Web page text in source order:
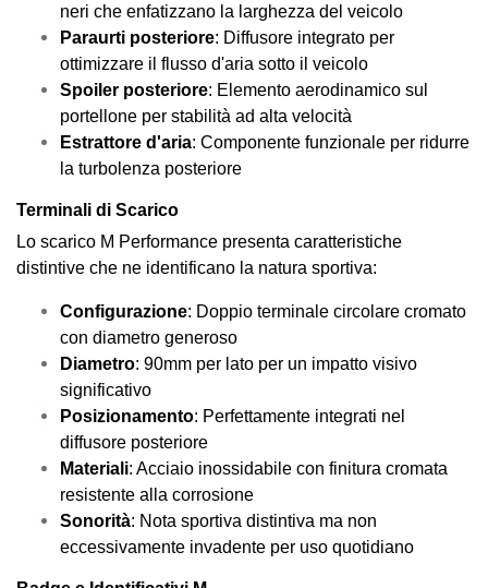
neri che enfatizzano la larghezza del veicolo
Paraurti posteriore: Diffusore integrato per
ottimizzare il flusso d'aria sotto il veicolo
Spoiler posteriore: Elemento aerodinamico sul
portellone per stabilità ad alta velocità
Estrattore d'aria: Componente funzionale per ridurre
la turbolenza posteriore
Terminali di Scarico
Lo scarico M Performance presenta caratteristiche
distintive che ne identificano la natura sportiva:
Configurazione: Doppio terminale circolare cromato
con diametro generoso
Diametro: 90mm per lato per un impatto visivo
significativo
Posizionamento: Perfettamente integrati nel
diffusore posteriore
Materiali: Acciaio inossidabile con finitura cromata
resistente alla corrosione
Sonorità: Nota sportiva distintiva ma non
eccessivamente invadente per uso quotidiano